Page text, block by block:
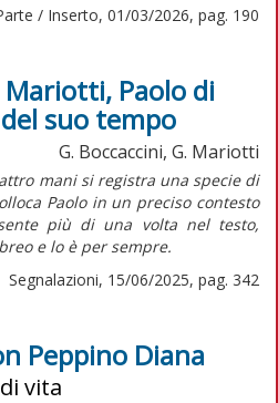
/ Inserto, 01/03/2026, pag. 190
Mariotti, Paolo di
suo tempo
G. Boccaccini, G. Mariotti
mani si registra una specie di
Paolo in un preciso contesto
più di una volta nel testo,
e lo è per sempre.
Segnalazioni, 15/06/2025, pag. 342
Peppino Diana
vita